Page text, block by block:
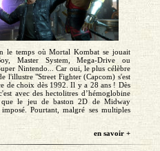
le temps où Mortal Kombat se jouait
Master System, Mega-Drive ou
Nintendo... Car oui, le plus célèbre
l'illustre "Street Fighter (Capcom) s'est
de choix dès 1992. Il y a 28 ans ! Dès
avec des hectolitres d’hémoglobine
le jeu de baston 2D de Midway
imposé. Pourtant, malgré ses multiples
en savoir +